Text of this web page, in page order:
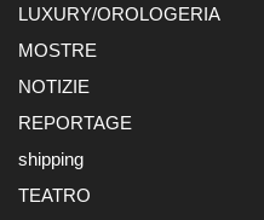
LUXURY/OROLOGERIA
MOSTRE
NOTIZIE
REPORTAGE
shipping
TEATRO